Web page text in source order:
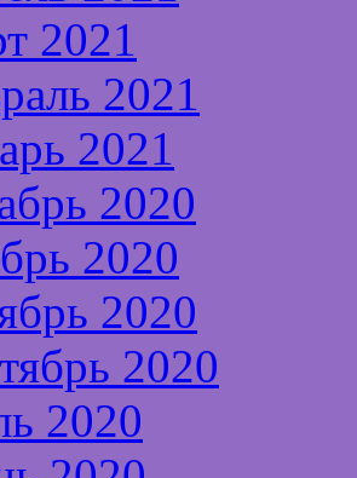
2021
2021
2021
2020
2020
2020
2020
2020